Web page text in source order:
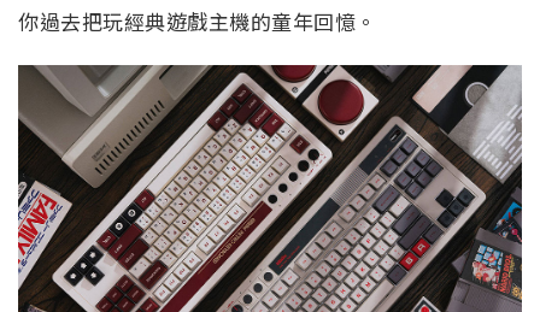
你過去把玩經典遊戲主機的童年回憶。